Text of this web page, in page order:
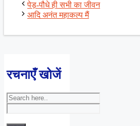
पेड़-पौधे ही सभी का जीवन
आदि अनंत महाकल्प मैं
रचनाएँ खोजें